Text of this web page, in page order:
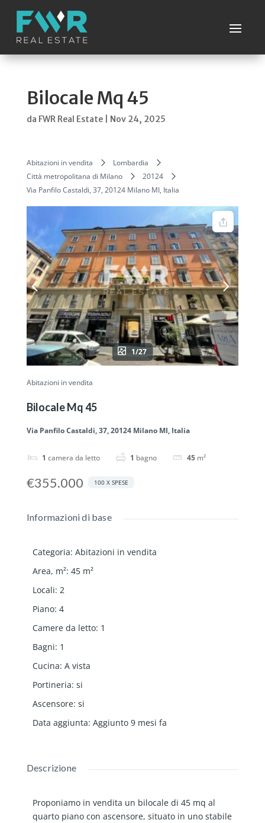
Bilocale Mq 45
da FWR Real Estate| Nov 24, 2025
Abitazioni in vendita
Lombardia
Città metropolitana di Milano
20124
Via Panfilo Castaldi, 37, 20124 Milano MI, Italia
1/27
Abitazioni in vendita
Bilocale Mq 45
Via Panfilo Castaldi, 37, 20124 Milano MI, Italia
1 camera da letto 1 bagno 45 m²
€355.000 100 X SPESE
Informazioni di base
Categoria: Abitazioni in vendita
Area, m²: 45 m²
Locali: 2
Piano: 4
Camere da letto: 1
Bagni: 1
Cucina: A vista
Portineria: si
Ascensore: si
Data aggiunta: Aggiunto 9 mesi fa
Descrizione
Proponiamo in vendita un bilocale di 45 mq al
quarto piano con ascensore, situato in uno stabile